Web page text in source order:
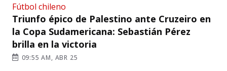
Fútbol chileno
Triunfo épico de Palestino ante Cruzeiro en
la Copa Sudamericana: Sebastián Pérez
brilla en la victoria
09:55 AM, ABR 25